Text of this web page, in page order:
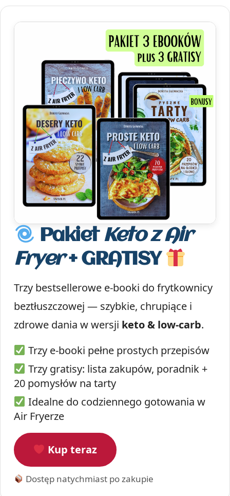
Pakiet Keto z Air
Fryer+ GRATISY
Trzy bestsellerowe e-booki do frytkownicy
beztłuszczowej — szybkie, chrupiące i
zdrowe dania w wersji keto & low-carb.
Trzy e-booki pełne prostych przepisów
Trzy gratisy: lista zakupów, poradnik +
20 pomysłów na tarty
Idealne do codziennego gotowania w
Air Fryerze
Kup teraz
Dostęp natychmiast po zakupie